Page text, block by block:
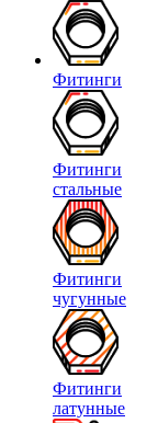
Фитинги
Фитинги
стальные
Фитинги
чугунные
Фитинги
латунные